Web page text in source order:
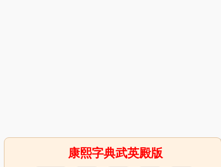
康熙字典武英殿版